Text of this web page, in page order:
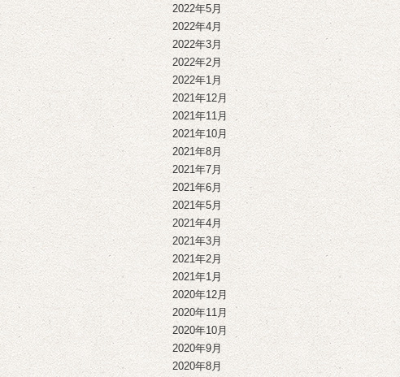
2022年5月
2022年4月
2022年3月
2022年2月
2022年1月
2021年12月
2021年11月
2021年10月
2021年8月
2021年7月
2021年6月
2021年5月
2021年4月
2021年3月
2021年2月
2021年1月
2020年12月
2020年11月
2020年10月
2020年9月
2020年8月